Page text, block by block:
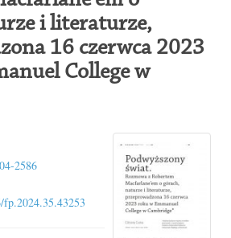
i literaturze,
16 czerwca 2023
College w
2586